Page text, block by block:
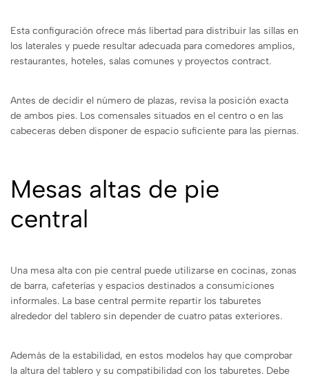
Esta configuración ofrece más libertad para distribuir las sillas en
los laterales y puede resultar adecuada para comedores amplios,
restaurantes, hoteles, salas comunes y proyectos contract.
Antes de decidir el número de plazas, revisa la posición exacta
de ambos pies. Los comensales situados en el centro o en las
cabeceras deben disponer de espacio suficiente para las piernas.
Mesas altas de pie
central
Una mesa alta con pie central puede utilizarse en cocinas, zonas
de barra, cafeterías y espacios destinados a consumiciones
informales. La base central permite repartir los taburetes
alrededor del tablero sin depender de cuatro patas exteriores.
Además de la estabilidad, en estos modelos hay que comprobar
la altura del tablero y su compatibilidad con los taburetes. Debe